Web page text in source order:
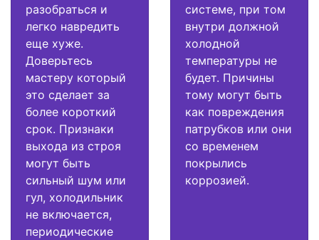
разобраться и
легко навредить
еще хуже.
Доверьтесь
мастеру который
это сделает за
более короткий
срок. Признаки
выхода из строя
могут быть
сильный шум или
гул, холодильник
не включается,
периодические
системе, при том
внутри должной
холодной
температуры не
будет. Причины
тому могут быть
как повреждения
патрубков или они
со временем
покрылись
коррозией.